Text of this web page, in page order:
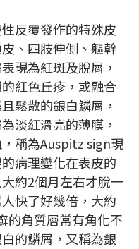
反覆發作的特殊皮
、四肢伸側、軀幹
現為紅斑及脫屑，
紅色丘疹，或融合
鬆散的銀白鱗屑，
淡紅滑亮的薄膜，
稱為Auspitz sign現
病理變化在表皮的
約2個月左右才脫一
快了好幾倍，大約
的角質層常有角化不
的鱗屑，又稱為銀